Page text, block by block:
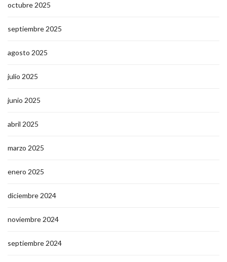
octubre 2025
septiembre 2025
agosto 2025
julio 2025
junio 2025
abril 2025
marzo 2025
enero 2025
diciembre 2024
noviembre 2024
septiembre 2024